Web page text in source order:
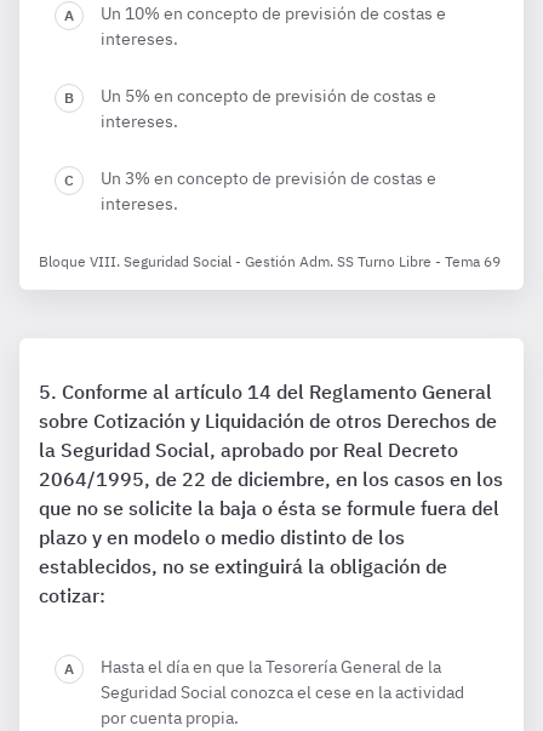
Un 10% en concepto de previsión de costas e
intereses.
Un 5% en concepto de previsión de costas e
intereses.
Un 3% en concepto de previsión de costas e
intereses.
Bloque VIII. Seguridad Social - Gestión Adm. SS Turno Libre - Tema 69
Conforme al artículo 14 del Reglamento General
sobre Cotización y Liquidación de otros Derechos de
la Seguridad Social, aprobado por Real Decreto
2064/1995, de 22 de diciembre, en los casos en los
que no se solicite la baja o ésta se formule fuera del
plazo y en modelo o medio distinto de los
establecidos, no se extinguirá la obligación de
cotizar:
Hasta el día en que la Tesorería General de la
Seguridad Social conozca el cese en la actividad
por cuenta propia.